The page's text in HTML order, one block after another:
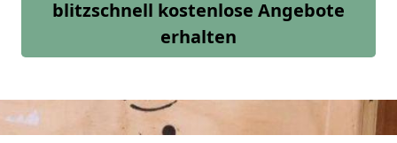
blitzschnell kostenlose Angebote
erhalten